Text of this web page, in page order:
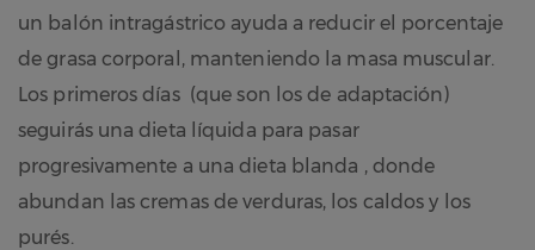
un balón intragástrico ayuda a reducir el porcentaje
de grasa corporal, manteniendo la masa muscular.
Los primeros días (que son los de adaptación)
seguirás una dieta líquida para pasar
progresivamente a una dieta blanda , donde
abundan las cremas de verduras, los caldos y los
purés.